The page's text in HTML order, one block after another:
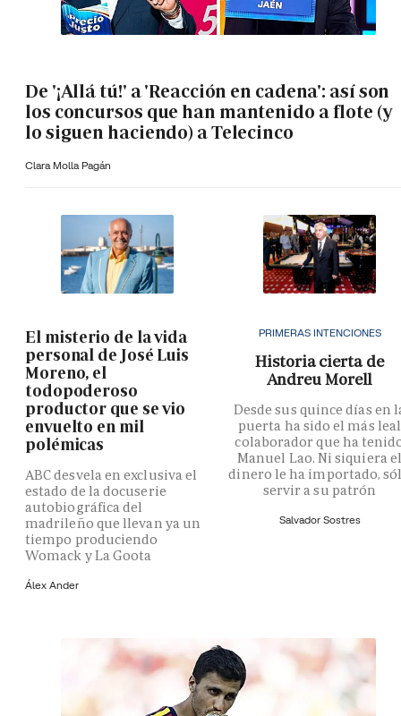
De '¡Allá tú!' a 'Reacción en cadena': así son
los concursos que han mantenido a flote (y
lo siguen haciendo) a Telecinco
Clara Molla Pagán
El misterio de la vida
personal de José Luis
Moreno, el
todopoderoso
productor que se vio
envuelto en mil
polémicas
ABC desvela en exclusiva el
estado de la docuserie
autobiográfica del
madrileño que llevan ya un
tiempo produciendo
Womack y La Goota
Álex Ander
PRIMERAS INTENCIONES
Historia cierta de
Andreu Morell
Desde sus quince días en
puerta ha sido el más leal
colaborador que ha
Manuel Lao. Ni siquiera
dinero le ha importado,
servir a su patrón
Salvador Sostres